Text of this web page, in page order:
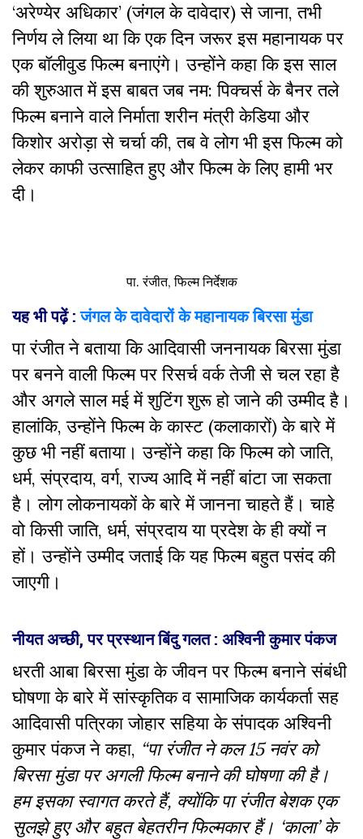
‘अरेण्येर अधिकार’ (जंगल के दावेदार) से जाना, तभी
निर्णय ले लिया था कि एक दिन जरूर इस महानायक पर
एक बॉलीवुड फिल्म बनाएंगे। उन्होंने कहा कि इस साल
की शुरुआत में इस बाबत जब नम: पिक्चर्स के बैनर तले
फिल्म बनाने वाले निर्माता शरीन मंत्री केडिया और
किशोर अरोड़ा से चर्चा की, तब वे लोग भी इस फिल्म को
लेकर काफी उत्साहित हुए और फिल्म के लिए हामी भर
दी।
पा. रंजीत, फिल्म निर्देशक
यह भी पढ़ें :जंगल के दावेदारों के महानायक बिरसा मुंडा
पा रंजीत ने बताया कि आदिवासी जननायक बिरसा मुंडा
पर बनने वाली फिल्म पर रिसर्च वर्क तेजी से चल रहा है
और अगले साल मई में शुटिंग शुरू हो जाने की उम्मीद है।
हालांकि, उन्होंने फिल्म के कास्ट (कलाकारों) के बारे में
कुछ भी नहीं बताया। उन्होंने कहा कि फिल्म को जाति,
धर्म, संप्रदाय, वर्ग, राज्य आदि में नहीं बांटा जा सकता
है। लोग लोकनायकों के बारे में जानना चाहते हैं। चाहे
वो किसी जाति, धर्म, संप्रदाय या प्रदेश के ही क्यों न
हों। उन्होंने उम्मीद जताई कि यह फिल्म बहुत पसंद की
जाएगी।
नीयत अच्छी, पर प्रस्थान बिंदु गलत : अश्विनी कुमार पंकज
धरती आबा बिरसा मुंडा के जीवन पर फिल्म बनाने संबंधी
घोषणा के बारे में सांस्कृतिक व सामाजिक कार्यकर्ता सह
आदिवासी पत्रिका जोहार सहिया के संपादक अश्विनी
कुमार पंकज ने कहा, “पा रंजीत ने कल 15 नवंर को
बिरसा मुंडा पर अगली फिल्म बनाने की घोषणा की है।
हम इसका स्वागत करते हैं, क्योंकि पा रंजीत बेशक एक
सुलझे हुए और बहुत बेहतरीन फिल्मकार हैं। ‘काला’ के